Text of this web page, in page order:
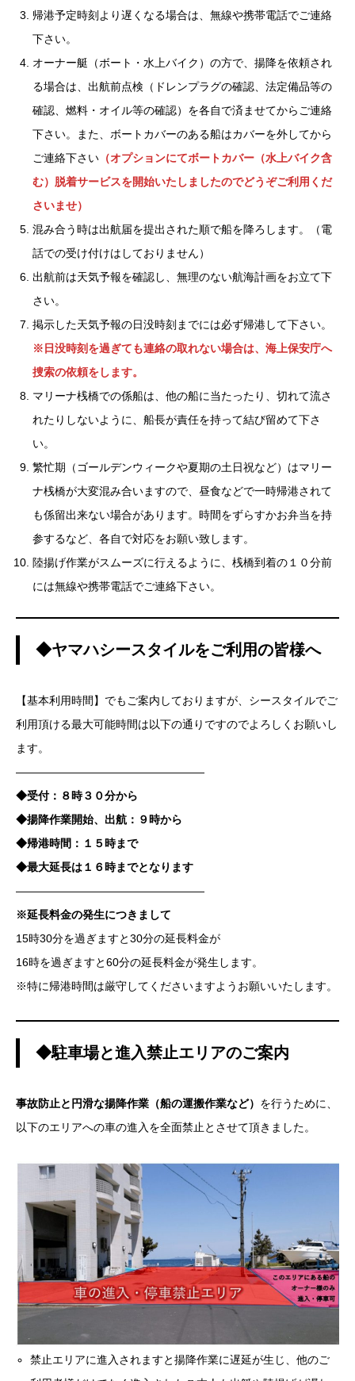
帰港予定時刻より遅くなる場合は、無線や携帯電話でご連絡
下さい。
オーナー艇（ボート・水上バイク）の方で、揚降を依頼され
る場合は、出航前点検（ドレンプラグの確認、法定備品等の
確認、燃料・オイル等の確認）を各自で済ませてからご連絡
下さい。また、ボートカバーのある船はカバーを外してから
ご連絡下さい （オプションにてボートカバー（水上バイク含
む）脱着サービスを開始いたしましたのでどうぞご利用くだ
さいませ）
混み合う時は出航届を提出された順で船を降ろします。（電
話での受け付けはしておりません）
出航前は天気予報を確認し、無理のない航海計画をお立て下
さい。
掲示した天気予報の日没時刻までには必ず帰港して下さい。
※日没時刻を過ぎても連絡の取れない場合は、海上保安庁へ
捜索の依頼をします。
マリーナ桟橋での係船は、他の船に当たったり、切れて流さ
れたりしないように、船長が責任を持って結び留めて下さ
い。
繁忙期（ゴールデンウィークや夏期の土日祝など）はマリー
ナ桟橋が大変混み合いますので、昼食などで一時帰港されて
も係留出来ない場合があります。時間をずらすかお弁当を持
参するなど、各自で対応をお願い致します。
陸揚げ作業がスムーズに行えるように、桟橋到着の１０分前
には無線や携帯電話でご連絡下さい。
◆ヤマハシースタイルをご利用の皆様へ
【基本利用時間】でもご案内しておりますが、シースタイルでご
利用頂ける最大可能時間は以下の通りですのでよろしくお願いし
ます。
—————————————————
◆受付：８時３０分から
◆揚降作業開始、出航：９時から
◆帰港時間：１５時まで
◆最大延長は１６時までとなります
—————————————————
※延長料金の発生につきまして
15時30分を過ぎますと30分の延長料金が
16時を過ぎますと60分の延長料金が発生します。
※特に帰港時間は厳守してくださいますようお願いいたします。
◆駐車場と進入禁止エリアのご案内
事故防止と円滑な揚降作業（船の運搬作業など） を行うために、
以下のエリアへの車の進入を全面禁止とさせて頂きました。
禁止エリアに進入されますと揚降作業に遅延が生じ、他のご